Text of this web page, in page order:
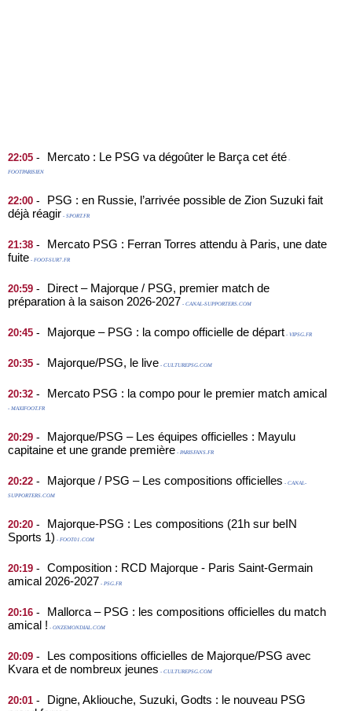
22:05 - Mercato : Le PSG va dégoûter le Barça cet été -
FOOTPARISIEN
22:00 -
PSG : en Russie, l’arrivée possible de Zion Suzuki fait
déjà réagir - SPORT.FR
21:38 -
Mercato PSG : Ferran Torres attendu à Paris, une date
fuite - FOOT-SUR7.FR
20:59 -
Direct – Majorque / PSG, premier match de
préparation à la saison 2026-2027 - CANAL-SUPPORTERS.COM
20:45 - Majorque – PSG : la compo officielle de départ - VIPSG.FR
20:35 - Majorque/PSG, le live - CULTUREPSG.COM
20:32 - Mercato PSG : la compo pour le premier match amical
- MAXIFOOT.FR
20:29 -
Majorque/PSG – Les équipes officielles : Mayulu
capitaine et une grande première - PARISFANS.FR
20:22 - Majorque / PSG – Les compositions officielles - CANAL-
SUPPORTERS.COM
20:20 -
Majorque-PSG : Les compositions (21h sur beIN
Sports 1) - FOOT01.COM
20:19 -
Composition : RCD Majorque - Paris Saint-Germain
amical 2026-2027 - PSG.FR
20:16 -
Mallorca – PSG : les compositions officielles du match
amical ! - ONZEMONDIAL.COM
20:09 -
Les compositions officielles de Majorque/PSG avec
Kvara et de nombreux jeunes - CULTUREPSG.COM
20:01 -
Digne, Akliouche, Suzuki, Godts : le nouveau PSG